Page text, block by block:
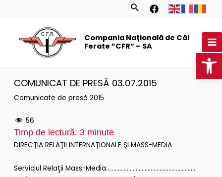
Search
Compania Națională de Căi
Ferate ”CFR” – SA
COMUNICAT DE PRESĂ 03.07.2015
Comunicate de presă 2015
56
Timp de lectură: 3 minute
DIRECŢIA RELAŢII INTERNAŢIONALE ŞI MASS-MEDIA
Serviciul Relaţii Mass-Media……………………………………………………